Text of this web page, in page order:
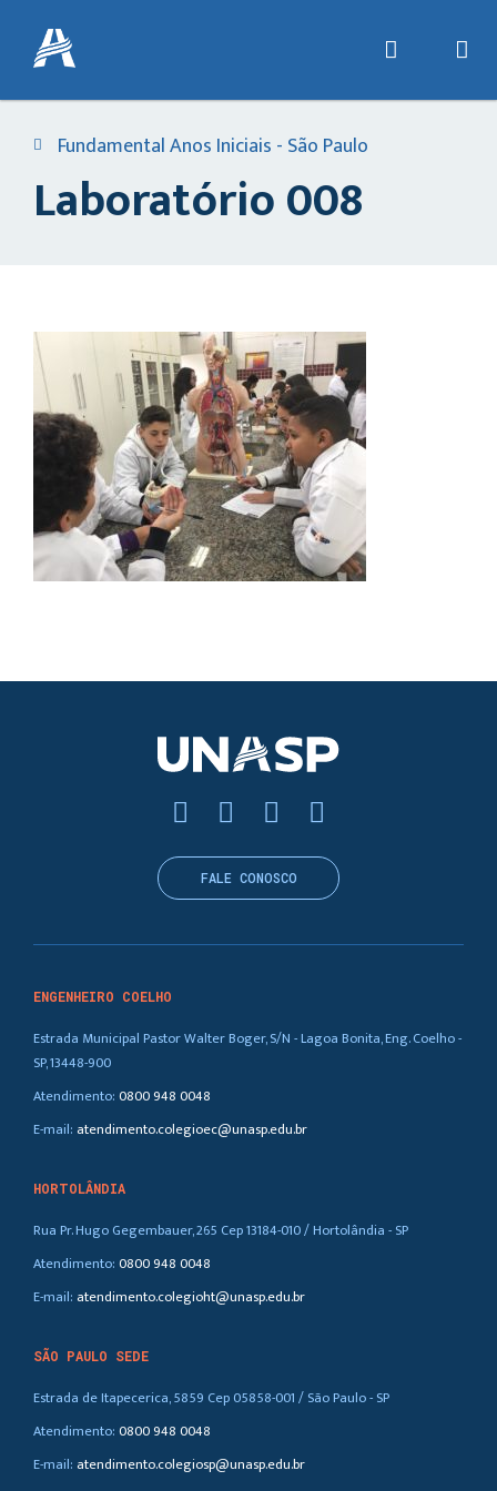
Fundamental Anos Iniciais - São Paulo
Laboratório 008
ENGENHEIRO COELHO
Estrada Municipal Pastor Walter Boger, S/N - Lagoa Bonita, Eng. Coelho -
SP, 13448-900
Atendimento:0800 948 0048
E-mail: atendimento.colegioec@unasp.edu.br
HORTOLÂNDIA
Rua Pr. Hugo Gegembauer, 265 Cep 13184-010 / Hortolândia - SP
Atendimento:0800 948 0048
E-mail: atendimento.colegioht@unasp.edu.br
SÃO PAULO SEDE
Estrada de Itapecerica, 5859 Cep 05858-001 / São Paulo - SP
Atendimento:0800 948 0048
E-mail: atendimento.colegiosp@unasp.edu.br
FALE CONOSCO